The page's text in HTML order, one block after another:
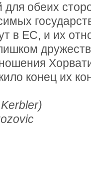
обеих
в ЕС, и их
конец их